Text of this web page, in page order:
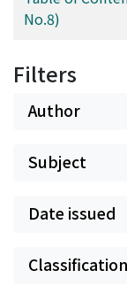
No.8)
Filters
Author
Subject
Date issued
Classification